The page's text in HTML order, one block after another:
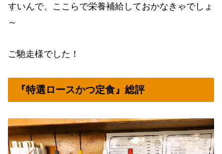
すいんで、ここらで栄養補給しておかなきゃでしょ
～
ご馳走様でした！
『特選ロースかつ定食』総評